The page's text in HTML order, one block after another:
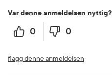
Var denne anmeldelsen nyttig?
0 0
flagg denne anmeldelsen